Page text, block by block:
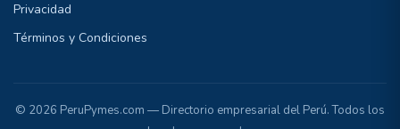
Privacidad
Términos y Condiciones
© 2026 PeruPymes.com — Directorio empresarial del Perú. Todos los